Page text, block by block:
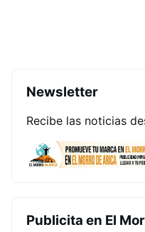
Newsletter
Recibe las noticias
Publicita en El